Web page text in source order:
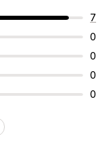
7
0
0
0
0